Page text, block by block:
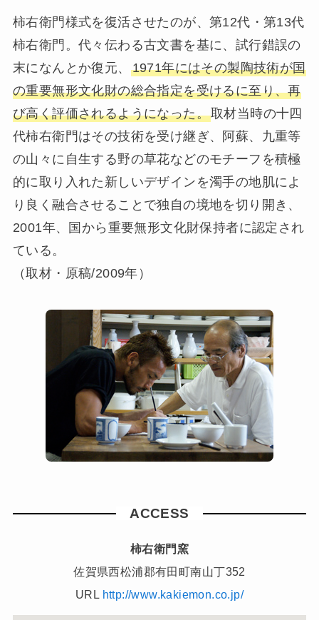
柿右衛門様式を復活させたのが、第12代・第13代
柿右衛門。代々伝わる古文書を基に、試行錯誤の
末になんとか復元、 1971年にはその製陶技術が国
の重要無形文化財の総合指定を受けるに至り、再
び高く評価されるようになった。取材当時の十四
代柿右衛門はその技術を受け継ぎ、阿蘇、九重等
の山々に自生する野の草花などのモチーフを積極
的に取り入れた新しいデザインを濁手の地肌によ
り良く融合させることで独自の境地を切り開き、
2001年、国から重要無形文化財保持者に認定され
ている。
（取材・原稿/2009年）
ACCESS
柿右衛門窯
佐賀県西松浦郡有田町南山丁352
URL http://www.kakiemon.co.jp/